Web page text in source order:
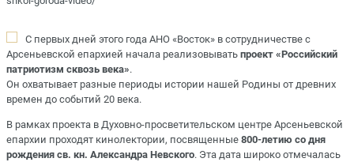
С первых дней этого года АНО «Восток» в сотрудничестве с
Арсеньевской епархией начала реализовывать проект «Российский
патриотизм сквозь века».
Он охватывает разные периоды истории нашей Родины от древних
времен до событий 20 века.
В рамках проекта в Духовно-просветительском центре Арсеньевской
епархии проходят кинолектории, посвященные 800-летию со дня
рождения св. кн. Александра Невского. Эта дата широко отмечалась